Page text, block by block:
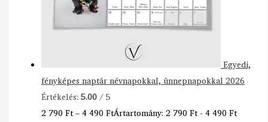
Egyedi,
fényképes naptár névnapokkal, ünnepnapokkal 2026
Értékelés:5.00/ 5
2 790Ft–4 490FtÁrtartomány: 2 790 Ft - 4 490 Ft